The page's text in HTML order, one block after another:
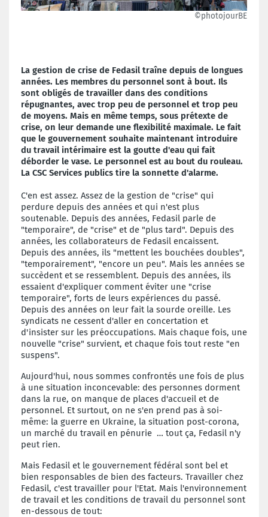
©photojourBE
La gestion de crise de Fedasil traîne depuis de longues
années. Les membres du personnel sont à bout. Ils
sont obligés de travailler dans des conditions
répugnantes, avec trop peu de personnel et trop peu
de moyens. Mais en même temps, sous prétexte de
crise, on leur demande une flexibilité maximale. Le fait
que le gouvernement souhaite maintenant introduire
du travail intérimaire est la goutte d'eau qui fait
déborder le vase. Le personnel est au bout du rouleau.
La CSC Services publics tire la sonnette d'alarme.
C'en est assez. Assez de la gestion de "crise" qui
perdure depuis des années et qui n'est plus
soutenable. Depuis des années, Fedasil parle de
"temporaire", de "crise" et de "plus tard". Depuis des
années, les collaborateurs de Fedasil encaissent.
Depuis des années, ils "mettent les bouchées doubles",
"temporairement", "encore un peu". Mais les années se
succèdent et se ressemblent. Depuis des années, ils
essaient d'expliquer comment éviter une "crise
temporaire", forts de leurs expériences du passé.
Depuis des années on leur fait la sourde oreille. Les
syndicats ne cessent d'aller en concertation et
d'insister sur les préoccupations. Mais chaque fois, une
nouvelle "crise" survient, et chaque fois tout reste "en
suspens".
Aujourd'hui, nous sommes confrontés une fois de plus
à une situation inconcevable: des personnes dorment
dans la rue, on manque de places d'accueil et de
personnel. Et surtout, on ne s'en prend pas à soi-
même: la guerre en Ukraine, la situation post-corona,
un marché du travail en pénurie … tout ça, Fedasil n'y
peut rien.
Mais Fedasil et le gouvernement fédéral sont bel et
bien responsables de bien des facteurs. Travailler chez
Fedasil, c'est travailler pour l'Etat. Mais l'environnement
de travail et les conditions de travail du personnel sont
en-dessous de tout: